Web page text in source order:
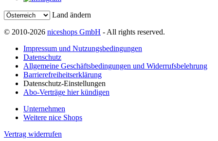
Land ändern
© 2010-2026 niceshops GmbH - All rights reserved.
Impressum und Nutzungsbedingungen
Datenschutz
Allgemeine Geschäftsbedingungen und Widerrufsbelehrung
Barrierefreiheitserklärung
Datenschutz-Einstellungen
Abo-Verträge hier kündigen
Unternehmen
Weitere nice Shops
Vertrag widerrufen